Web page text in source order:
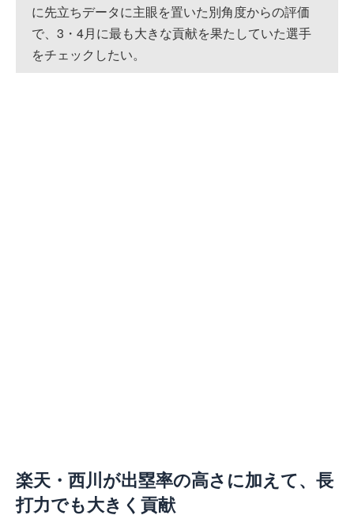
に先立ちデータに主眼を置いた別角度からの評価
で、3・4月に最も大きな貢献を果たしていた選手
をチェックしたい。
楽天・西川が出塁率の高さに加えて、長
打力でも大きく貢献